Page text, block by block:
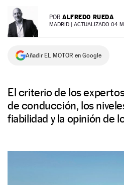
NEWSLETTER POR ALFREDO RUEDA
MADRID | ACTUALIZADO 04
Añadir EL MOTOR en Google
El criterio de los
de conducción, los
fiabilidad y la opinión de